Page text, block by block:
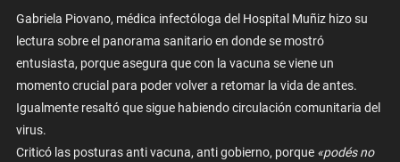
Gabriela Piovano, médica infectóloga del Hospital Muñiz hizo su
lectura sobre el panorama sanitario en donde se mostró
entusiasta, porque asegura que con la vacuna se viene un
momento crucial para poder volver a retomar la vida de antes.
Igualmente resaltó que sigue habiendo circulación comunitaria del
virus.
Criticó las posturas anti vacuna, anti gobierno, porque «podés no